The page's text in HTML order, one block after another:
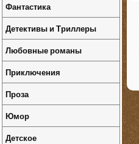
Фантастика
Детективы и Триллеры
Любовные романы
Приключения
Проза
Юмор
Детское